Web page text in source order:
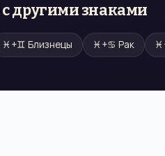
с другими знаками
♓ +♊ Близнецы ♓ +♋ Рак ♓